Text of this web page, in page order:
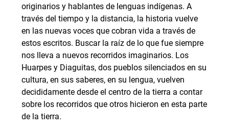
originarios y hablantes de lenguas indígenas. A
través del tiempo y la distancia, la historia vuelve
en las nuevas voces que cobran vida a través de
estos escritos. Buscar la raíz de lo que fue siempre
nos lleva a nuevos recorridos imaginarios. Los
Huarpes y Diaguitas, dos pueblos silenciados en su
cultura, en sus saberes, en su lengua, vuelven
decididamente desde el centro de la tierra a contar
sobre los recorridos que otros hicieron en esta parte
de la tierra.